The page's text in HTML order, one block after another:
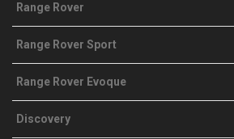
Range Rover
Range Rover Sport
Range Rover Evoque
Discovery